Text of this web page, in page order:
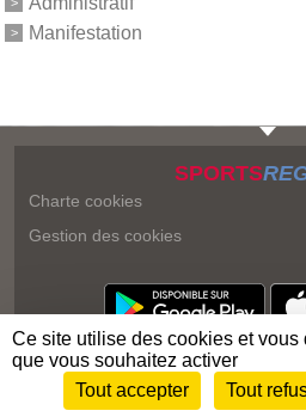
Manifestation
SPORTS
Charte cookies
Gestion des cookies
Envie de participer ?
Ce site utilise des cookies et
que vous souhaitez activer
Tout accepter
Tout